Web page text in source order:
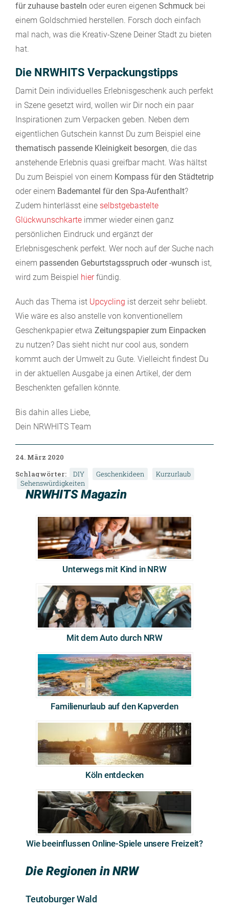
für zuhause basteln oder euren eigenen Schmuck bei
einem Goldschmied herstellen. Forsch doch einfach
mal nach, was die Kreativ-Szene Deiner Stadt zu bieten
hat.
Die NRWHITS Verpackungstipps
Damit Dein individuelles Erlebnisgeschenk auch perfekt
in Szene gesetzt wird, wollen wir Dir noch ein paar
Inspirationen zum Verpacken geben. Neben dem
eigentlichen Gutschein kannst Du zum Beispiel eine
thematisch passende Kleinigkeit besorgen, die das
anstehende Erlebnis quasi greifbar macht. Was hältst
Du zum Beispiel von einem Kompass für den Städtetrip
oder einem Bademantel für den Spa-Aufenthalt?
Zudem hinterlässt eine selbstgebastelte
Glückwunschkarte immer wieder einen ganz
persönlichen Eindruck und ergänzt der
Erlebnisgeschenk perfekt. Wer noch auf der Suche nach
einem passenden Geburtstagsspruch oder -wunsch ist,
wird zum Beispiel hierfündig.
Auch das Thema ist Upcycling ist derzeit sehr beliebt.
Wie wäre es also anstelle von konventionellem
Geschenkpapier etwa Zeitungspapier zum Einpacken
zu nutzen? Das sieht nicht nur cool aus, sondern
kommt auch der Umwelt zu Gute. Vielleicht findest Du
in der aktuellen Ausgabe ja einen Artikel, der dem
Beschenkten gefallen könnte.
Bis dahin alles Liebe,
Dein NRWHITS Team
24. März 2020
Schlagwörter:
DIY Geschenkideen
Kurzurlaub
Sehenswürdigkeiten
NRWHITS Magazin
Unterwegs mit Kind in NRW
Mit dem Auto durch NRW
Familienurlaub auf den Kapverden
Köln entdecken
Wie beeinflussen Online-Spiele unsere Freizeit?
Die Regionen in NRW
Teutoburger Wald